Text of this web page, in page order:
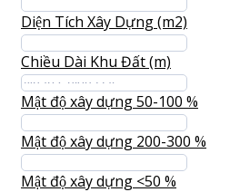
Diện Tích Xây Dựng (m2)
Chiều Dài Khu Đất (m)
Mật độ xây dựng 50-100 %
Mật độ xây dựng 200-300 %
Mật độ xây dựng <50 %